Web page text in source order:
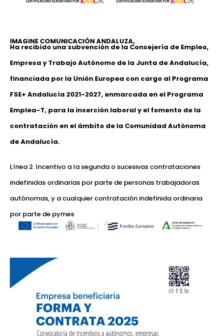
IMAGINE COMUNICACIÓN ANDALUZA,
Ha recibido una subvención de la Consejería de Empleo,
Empresa y Trabajo Autónomo de la Junta de Andalucía,
financiada por la Unión Europea con cargo al Programa
FSE+ Andalucía 2021-2027, enmarcada en el Programa
Emplea-T, para la inserción laboral y el fomento de la
contratación en el ámbito de la Comunidad Autónoma
de Andalucía.
Línea 2. Incentivo a la segunda o sucesivas contrataciones
indefinidas ordinarias por parte de personas trabajadoras
autónomas, y a cualquier contratación indefinida ordinaria
por parte de pymes